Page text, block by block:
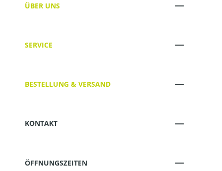
ÜBER UNS
SERVICE
BESTELLUNG & VERSAND
KONTAKT
ÖFFNUNGSZEITEN